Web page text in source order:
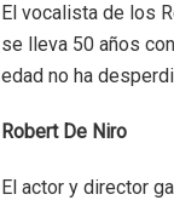
El vocalista de los
se lleva 50 años
edad no ha
Robert De Niro
El actor y director